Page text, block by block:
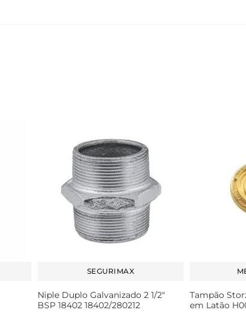
SEGURIMAX
Niple Duplo Galvanizado 2 1/2"
BSP 18402 18402/280212
Tampão
em Latão